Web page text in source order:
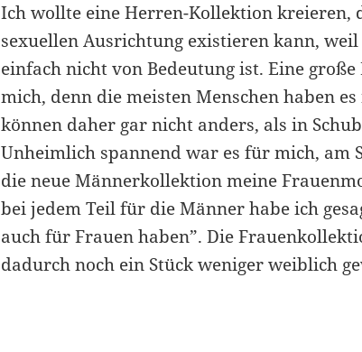
Ich wollte eine Herren-Kollektion kreieren,
sexuellen Ausrichtung existieren kann,
einfach nicht von Bedeutung ist. Eine
mich, denn die meisten Menschen haben
können daher gar nicht anders, als in
Unheimlich spannend war es für mich, am
die neue Männerkollektion meine
bei jedem Teil für die Männer habe ich
auch für Frauen haben”. Die
dadurch noch ein Stück weniger weiblich